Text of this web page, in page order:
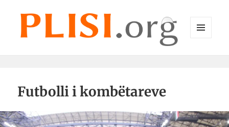
Futbolli i kombëtareve